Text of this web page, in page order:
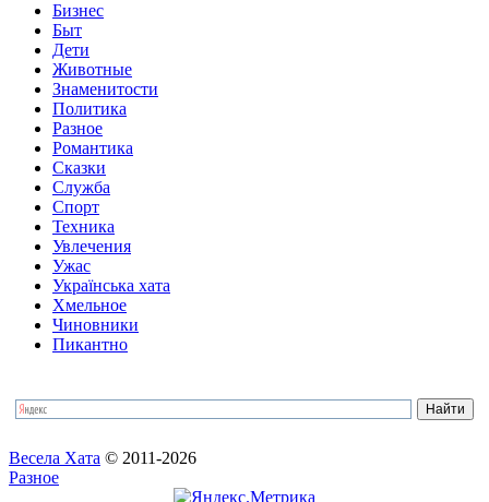
Бизнес
Быт
Дети
Животные
Знаменитости
Политика
Разное
Романтика
Сказки
Служба
Спорт
Техника
Увлечения
Ужас
Українська хата
Хмельное
Чиновники
Пикантно
Весела Хата © 2011-2026
Разное